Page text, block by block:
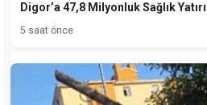
Digor’a 47,8 Milyonluk Sağlık
5 saat önce